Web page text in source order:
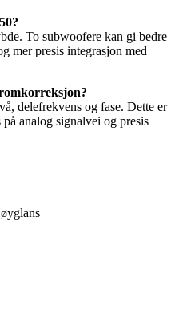
To subwoofere kan gi bedre
mer presis integrasjon med
delefrekvens og fase. Dette er
analog signalvei og presis